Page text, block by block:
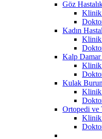
Göz
Klinik
Kadın
Klinik
Kalp Damar
Klinik
Kulak
Klinik
Ortopedi ve
Klinik